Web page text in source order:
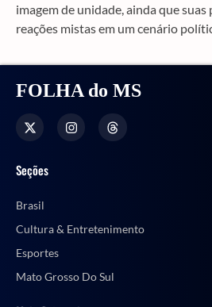
imagem de unidade, ainda que
reações mistas em um cenário
FOLHA do MS
Seções
Brasil
Cultura & Entretenimento
Esportes
Mato Grosso Do Sul